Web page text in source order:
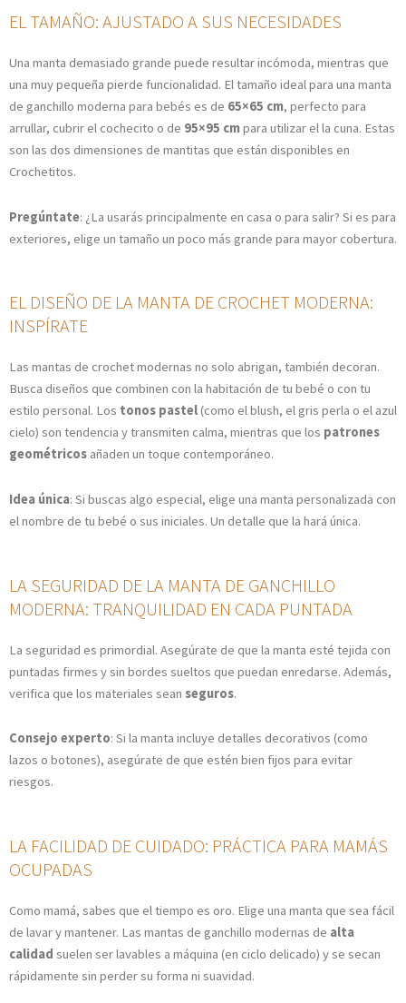
EL TAMAÑO: AJUSTADO A SUS NECESIDADES
Una manta demasiado grande puede resultar incómoda, mientras que
una muy pequeña pierde funcionalidad. El tamaño ideal para una manta
de ganchillo moderna para bebés es de 65×65 cm, perfecto para
arrullar, cubrir el cochecito o de 95×95 cmpara utilizar el la cuna. Estas
son las dos dimensiones de mantitas que están disponibles en
Crochetitos.
Pregúntate: ¿La usarás principalmente en casa o para salir? Si es para
exteriores, elige un tamaño un poco más grande para mayor cobertura.
EL DISEÑO DE LA MANTA DE CROCHET MODERNA:
INSPÍRATE
Las mantas de crochet modernas no solo abrigan, también decoran.
Busca diseños que combinen con la habitación de tu bebé o con tu
estilo personal. Los tonos pastel (como el blush, el gris perla o el azul
cielo) son tendencia y transmiten calma, mientras que los patrones
geométricos añaden un toque contemporáneo.
Idea única: Si buscas algo especial, elige una manta personalizada con
el nombre de tu bebé o sus iniciales. Un detalle que la hará única.
LA SEGURIDAD DE LA MANTA DE GANCHILLO
MODERNA: TRANQUILIDAD EN CADA PUNTADA
La seguridad es primordial. Asegúrate de que la manta esté tejida con
puntadas firmes y sin bordes sueltos que puedan enredarse. Además,
verifica que los materiales sean seguros.
Consejo experto: Si la manta incluye detalles decorativos (como
lazos o botones), asegúrate de que estén bien fijos para evitar
riesgos.
LA FACILIDAD DE CUIDADO: PRÁCTICA PARA MAMÁS
OCUPADAS
Como mamá, sabes que el tiempo es oro. Elige una manta que sea fácil
de lavar y mantener. Las mantas de ganchillo modernas de alta
calidad suelen ser lavables a máquina (en ciclo delicado) y se secan
rápidamente sin perder su forma ni suavidad.